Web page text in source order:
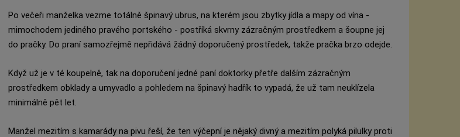
Po večeři manželka vezme totálně špinavý ubrus, na kterém jsou zbytky jídla a mapy od vína -
mimochodem jediného pravého portského - postříká skvrny zázračným prostředkem a šoupne jej
do pračky. Do praní samozřejmě nepřidává žádný doporučený prostředek, takže pračka brzo odejde.
Když už je v té koupelně, tak na doporučení jedné paní doktorky přetře dalším zázračným
prostředkem obklady a umyvadlo a pohledem na špinavý hadřík to vypadá, že už tam neuklízela
minimálně pět let.
Manžel mezitím s kamarády na pivu řeší, že ten výčepní je nějaký divný a mezitím polyká pilulky proti